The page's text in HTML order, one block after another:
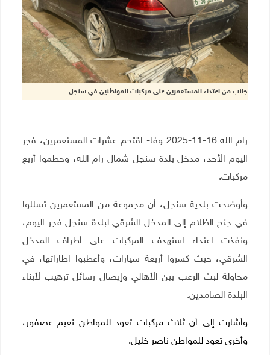
جانب من اعتداء المستعمرين على مركبات المواطنين في سنجل
رام الله 16-11-2025 وفا- اقتحم عشرات المستعمرين، فجر
اليوم الأحد، مدخل بلدة سنجل شمال رام الله، وحطموا أربع
مركبات.
وأوضحت بلدية سنجل، أن مجموعة من المستعمرين تسللوا
في جنح الظلام إلى المدخل الشرقي لبلدة سنجل فجر اليوم،
ونفذت اعتداء استهدف المركبات على أطراف المدخل
الشرقي، حيث كسروا أربعة سيارات، وأعطبوا اطاراتها، في
محاولة لبث الرعب بين الأهالي وإيصال رسائل ترهيب لأبناء
البلدة الصامدين.
وأشارت إلى أن ثلاث مركبات تعود للمواطن نعيم عصفور،
وأخرى تعود للمواطن ناصر خليل.